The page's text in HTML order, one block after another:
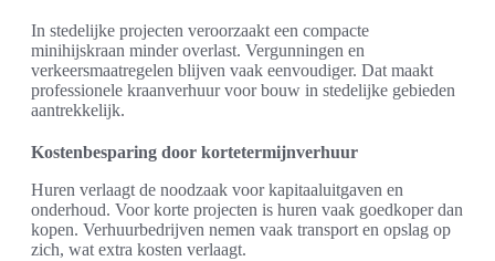
In stedelijke projecten veroorzaakt een compacte
minihijskraan minder overlast. Vergunningen en
verkeersmaatregelen blijven vaak eenvoudiger. Dat maakt
professionele kraanverhuur voor bouw in stedelijke gebieden
aantrekkelijk.
Kostenbesparing door kortetermijnverhuur
Huren verlaagt de noodzaak voor kapitaaluitgaven en
onderhoud. Voor korte projecten is huren vaak goedkoper dan
kopen. Verhuurbedrijven nemen vaak transport en opslag op
zich, wat extra kosten verlaagt.